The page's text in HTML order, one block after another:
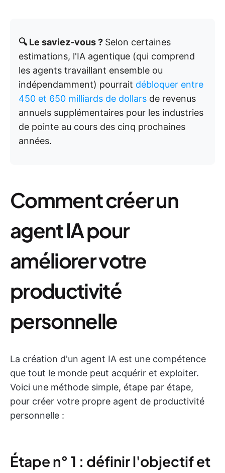
🔍 Le saviez-vous ? Selon certaines
estimations, l'IA agentique (qui comprend
les agents travaillant ensemble ou
indépendamment) pourrait débloquer entre
450 et 650 milliards de dollars de revenus
annuels supplémentaires pour les industries
de pointe au cours des cinq prochaines
années.
Comment créer un
agent IA pour
améliorer votre
productivité
personnelle
La création d'un agent IA est une compétence
que tout le monde peut acquérir et exploiter.
Voici une méthode simple, étape par étape,
pour créer votre propre agent de productivité
personnelle :
Étape n° 1 : définir l'objectif et